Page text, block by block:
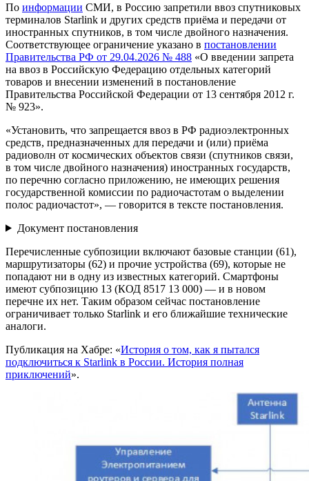
По информации СМИ, в Россию запретили ввоз спутниковых
терминалов Starlink и других средств приёма и передачи от
иностранных спутников, в том числе двойного назначения.
Соответствующее ограничение указано в постановлении
Правительства РФ от 29.04.2026 № 488 «О введении запрета
на ввоз в Российскую Федерацию отдельных категорий
товаров и внесении изменений в постановление
Правительства Российской Федерации от 13 сентября 2012 г.
№ 923».
«Установить, что запрещается ввоз в РФ радиоэлектронных
средств, предназначенных для передачи и (или) приёма
радиоволн от космических объектов связи (спутников связи,
в том числе двойного назначения) иностранных государств,
по перечню согласно приложению, не имеющих решения
государственной комиссии по радиочастотам о выделении
полос радиочастот», — говорится в тексте постановления.
Документ постановления
Перечисленные субпозиции включают базовые станции (61),
маршрутизаторы (62) и прочие устройства (69), которые не
попадают ни в одну из известных категорий. Смартфоны
имеют субпозицию 13 (КОД 8517 13 000) — и в новом
перечне их нет. Таким образом сейчас постановление
ограничивает только Starlink и его ближайшие технические
аналоги.
Публикация на Хабре: «История о том, как я пытался
подключиться к Starlink в России. История полная
приключений».